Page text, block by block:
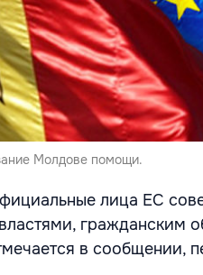
Молдове помощи.
лица ЕС
гражданским
в сообщении,